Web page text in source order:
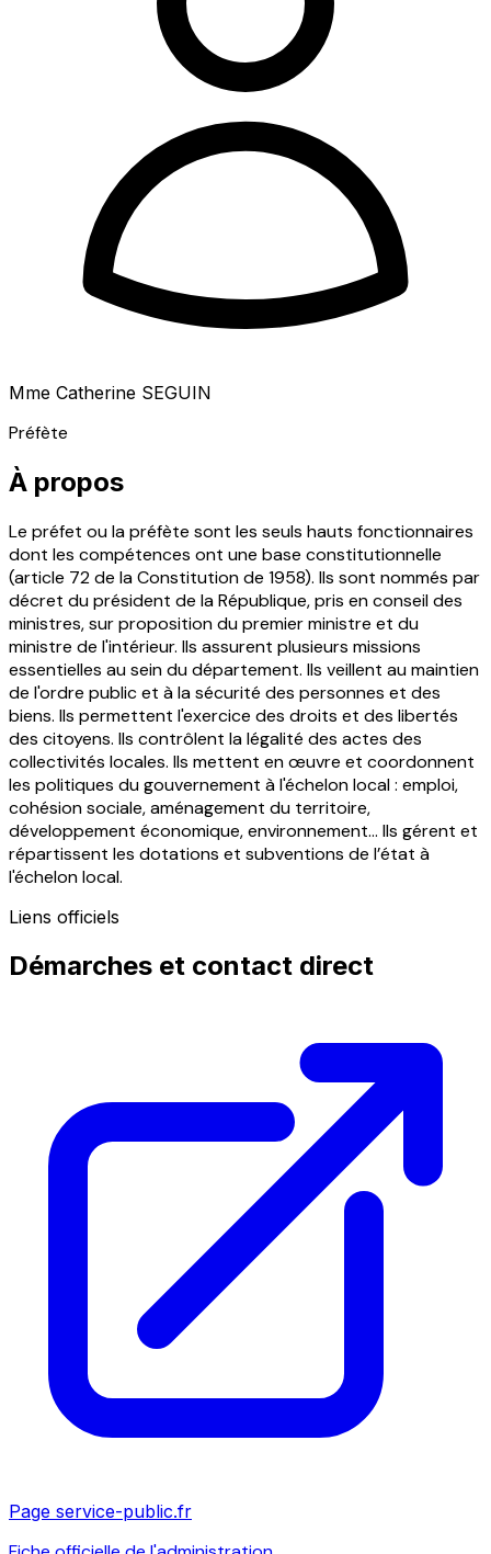
Mme Catherine SEGUIN
Préfète
À propos
Le préfet ou la préfète sont les seuls hauts fonctionnaires
dont les compétences ont une base constitutionnelle
(article 72 de la Constitution de 1958). Ils sont nommés par
décret du président de la République, pris en conseil des
ministres, sur proposition du premier ministre et du
ministre de l'intérieur. Ils assurent plusieurs missions
essentielles au sein du département. Ils veillent au maintien
de l'ordre public et à la sécurité des personnes et des
biens. Ils permettent l'exercice des droits et des libertés
des citoyens. Ils contrôlent la légalité des actes des
collectivités locales. Ils mettent en œuvre et coordonnent
les politiques du gouvernement à l'échelon local : emploi,
cohésion sociale, aménagement du territoire,
développement économique, environnement... Ils gérent et
répartissent les dotations et subventions de l’état à
l'échelon local.
Liens officiels
Démarches et contact direct
Page service-public.fr